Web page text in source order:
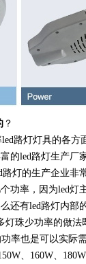
？
路灯灯具的各方
的led路灯生产厂
灯的生产企业
功率，因为led
还有led路灯内
珠少功率的做
率也是可以实际
、160W、